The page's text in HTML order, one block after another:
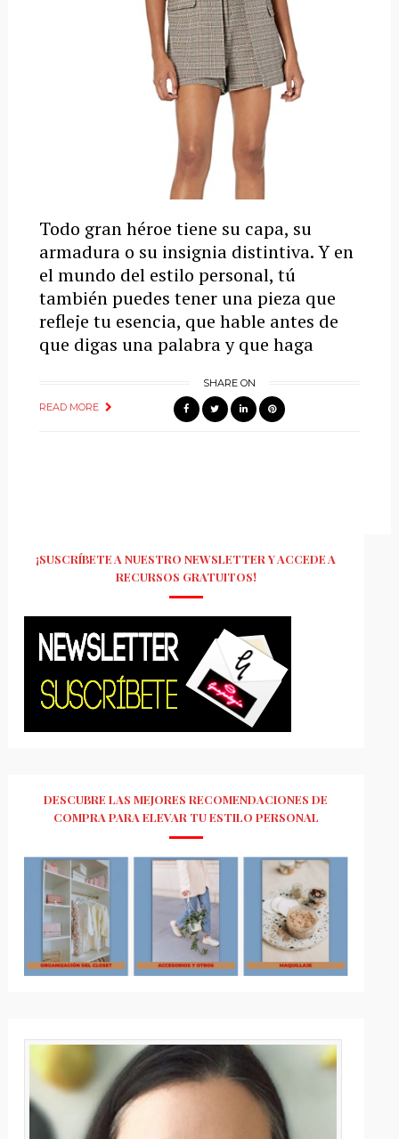
Todo gran héroe tiene su capa, su
armadura o su insignia distintiva. Y en
el mundo del estilo personal, tú
también puedes tener una pieza que
refleje tu esencia, que hable antes de
que digas una palabra y que haga
READ MORE
SHARE ON
¡SUSCRÍBETE A NUESTRO NEWSLETTER Y ACCEDE A
RECURSOS GRATUITOS!
DESCUBRE LAS MEJORES RECOMENDACIONES DE
COMPRA PARA ELEVAR TU ESTILO PERSONAL